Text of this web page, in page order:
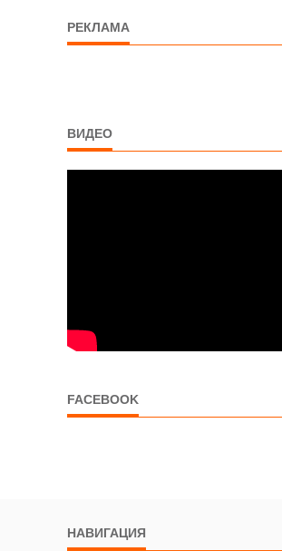
РЕКЛАМА
ВИДЕО
FACEBOOK
НАВИГАЦИЯ